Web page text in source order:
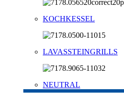
KOCHKESSEL
LAVASSTEINGRILLS
NEUTRAL